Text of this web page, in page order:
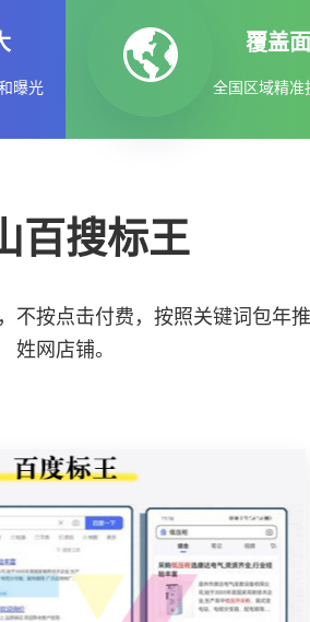
曝光
覆盖
全国区域精准
百搜标王
按点击付费，按照关键词包年
姓网店铺。